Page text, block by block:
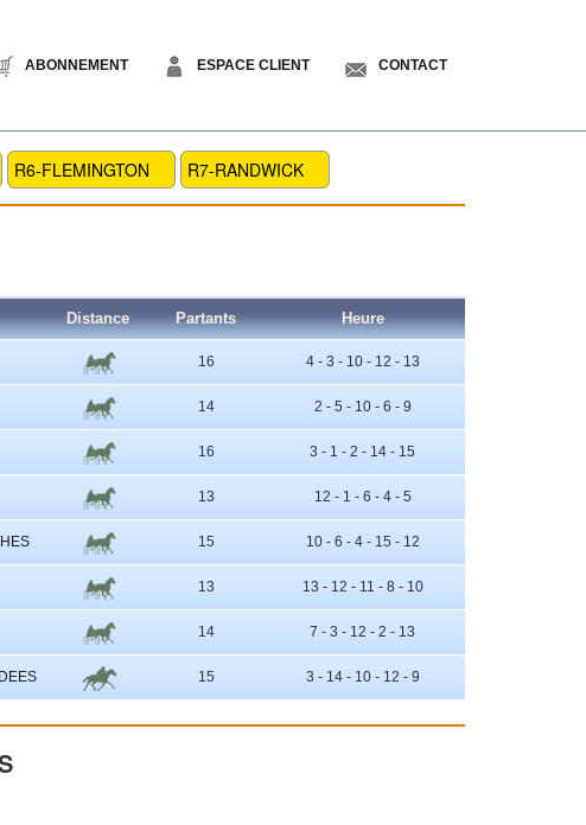
ABONNEMENT ESPACE CLIENT CONTACT
R6-FLEMINGTON
R7-RANDWICK
Distance Partants Heure
16 4 - 3 - 10 - 12 - 13
14 2 - 5 - 10 - 6 - 9
16 3 - 1 - 2 - 14 - 15
13 12 - 1 - 6 - 4 - 5
15 10 - 6 - 4 - 15 - 12
13 13 - 12 - 11 - 8 - 10
14 7 - 3 - 12 - 2 - 13
15 3 - 14 - 10 - 12 - 9